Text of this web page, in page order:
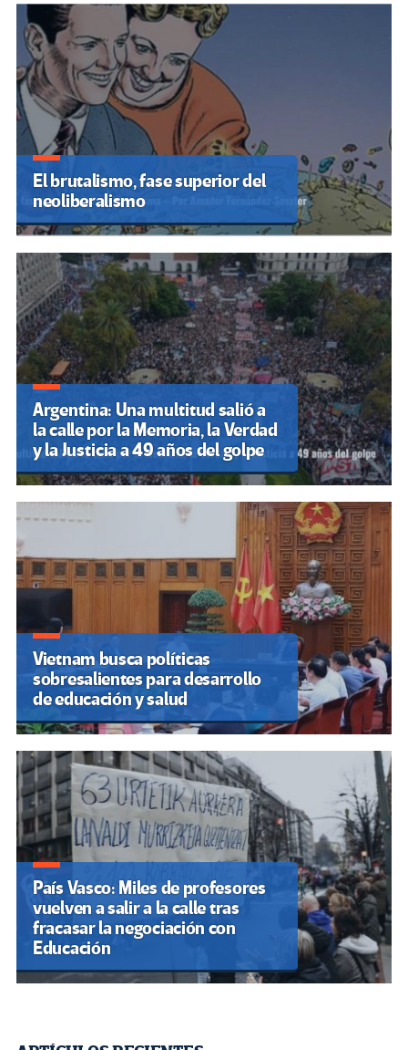
El brutalismo, fase superior del
neoliberalismo
Argentina: Una multitud salió a
la calle por la Memoria, la Verdad
y la Justicia a 49 años del golpe
Vietnam busca políticas
sobresalientes para desarrollo
de educación y salud
País Vasco: Miles de profesores
vuelven a salir a la calle tras
fracasar la negociación con
Educación